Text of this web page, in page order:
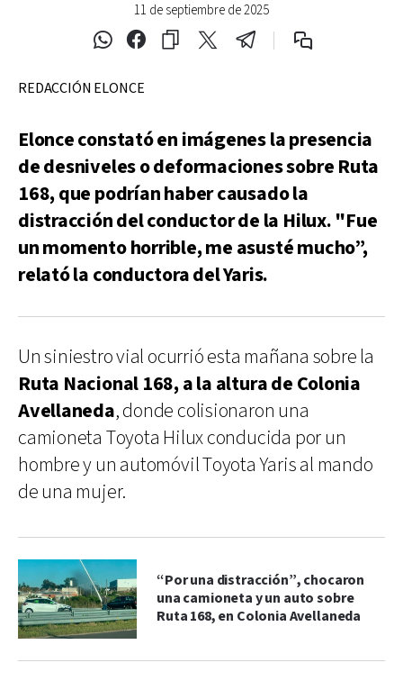
11 de septiembre de 2025
REDACCIÓN ELONCE
Elonce constató en imágenes la presencia
de desniveles o deformaciones sobre Ruta
168, que podrían haber causado la
distracción del conductor de la Hilux. "Fue
un momento horrible, me asusté mucho”,
relató la conductora del Yaris.
Un siniestro vial ocurrió esta mañana sobre la
Ruta Nacional 168, a la altura de Colonia
Avellaneda, donde colisionaron una
camioneta Toyota Hilux conducida por un
hombre y un automóvil Toyota Yaris al mando
de una mujer.
“Por una distracción”, chocaron
una camioneta y un auto sobre
Ruta 168, en Colonia Avellaneda